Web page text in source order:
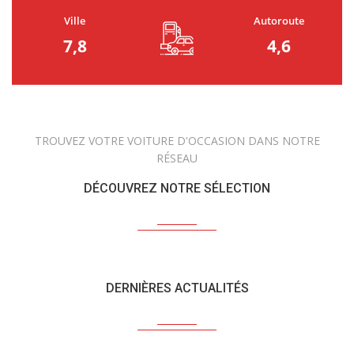
Ville
7,8
Autoroute
4,6
TROUVEZ VOTRE VOITURE D'OCCASION DANS NOTRE
RÉSEAU
DÉCOUVREZ NOTRE SÉLECTION
DERNIÈRES ACTUALITÉS